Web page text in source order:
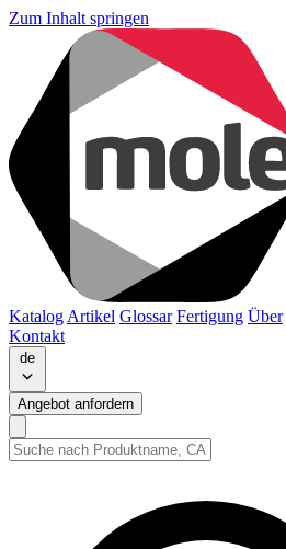
Zum Inhalt springen
Katalog Artikel Glossar Fertigung Über
Kontakt
de
Angebot anfordern